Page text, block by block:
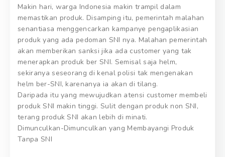
Makin hari, warga Indonesia makin trampil dalam
memastikan produk. Disamping itu, pemerintah malahan
senantiasa menggencarkan kampanye pengaplikasian
produk yang ada pedoman SNI nya. Malahan pemerintah
akan memberikan sanksi jika ada customer yang tak
menerapkan produk ber SNI. Semisal saja helm,
sekiranya seseorang di kenal polisi tak mengenakan
helm ber-SNI, karenanya ia akan di tilang.
Daripada itu yang mewujudkan atensi customer membeli
produk SNI makin tinggi. Sulit dengan produk non SNI,
terang produk SNI akan lebih di minati.
Dimunculkan-Dimunculkan yang Membayangi Produk
Tanpa SNI